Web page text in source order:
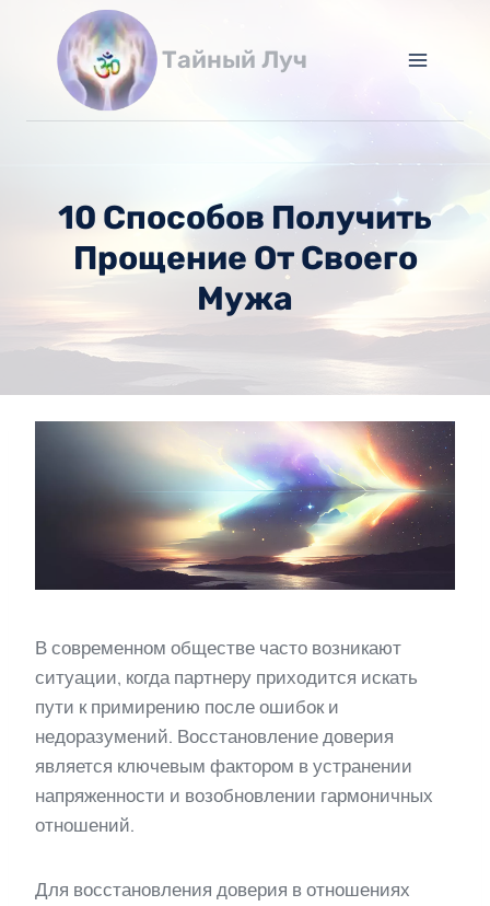
содержимому
Тайный Луч
10 Способов Получить
Прощение От Своего
Мужа
В современном обществе часто возникают
ситуации, когда партнеру приходится искать
пути к примирению после ошибок и
недоразумений. Восстановление доверия
является ключевым фактором в устранении
напряженности и возобновлении гармоничных
отношений.
Для восстановления доверия в отношениях